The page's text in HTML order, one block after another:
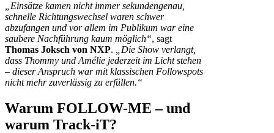
„Einsätze kamen nicht immer sekundengenau,
schnelle Richtungswechsel waren schwer
abzufangen und vor allem im Publikum war eine
saubere Nachführung kaum möglich“, sagt
Thomas Joksch von NXP.
„Die Show verlangt,
dass Thommy und Amélie jederzeit im Licht stehen
– dieser Anspruch war mit klassischen Followspots
nicht mehr zuverlässig zu erfüllen.“
Warum FOLLOW-ME – und
warum Track-iT?